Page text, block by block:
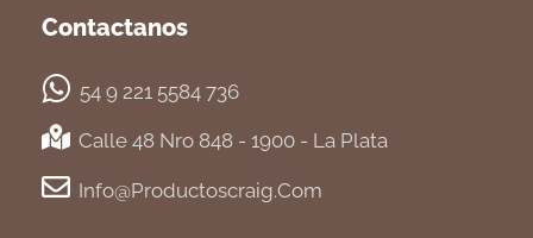
Contactanos
54 9 221 5584 736
Calle 48 Nro 848 - 1900 - La Plata
Info@productoscraig.com